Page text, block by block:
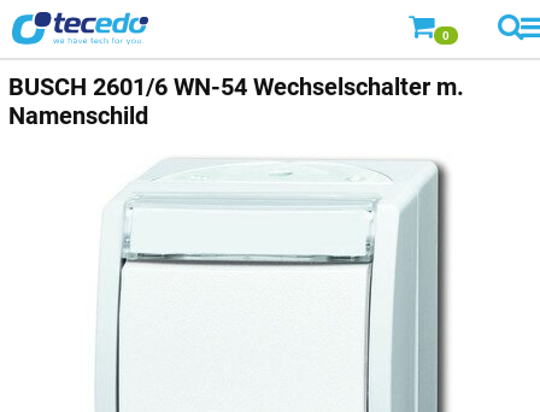
0
BUSCH 2601/6 WN-54 Wechselschalter m.
Namenschild